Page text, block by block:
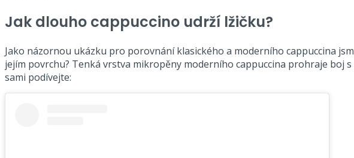
Jak dlouho cappuccino udrží lžičku?
Jako názornou ukázku pro porovnání klasického a moderního cappuccina
jejím povrchu? Tenká vrstva mikropěny moderního cappuccina prohraje boj
sami podívejte: